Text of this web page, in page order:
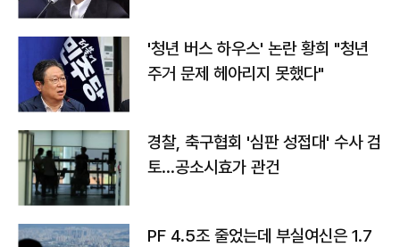
'청년 버스 하우스' 논란 황희 "청년
주거 문제 헤아리지 못했다"
경찰, 축구협회 '심판 성접대' 수사 검
토…공소시효가 관건
PF 4.5조 줄었는데 부실여신은 1.7